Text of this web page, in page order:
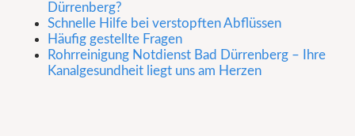
Dürrenberg?
Schnelle Hilfe bei verstopften Abflüssen
Häufig gestellte Fragen
Rohrreinigung Notdienst Bad Dürrenberg – Ihre
Kanalgesundheit liegt uns am Herzen